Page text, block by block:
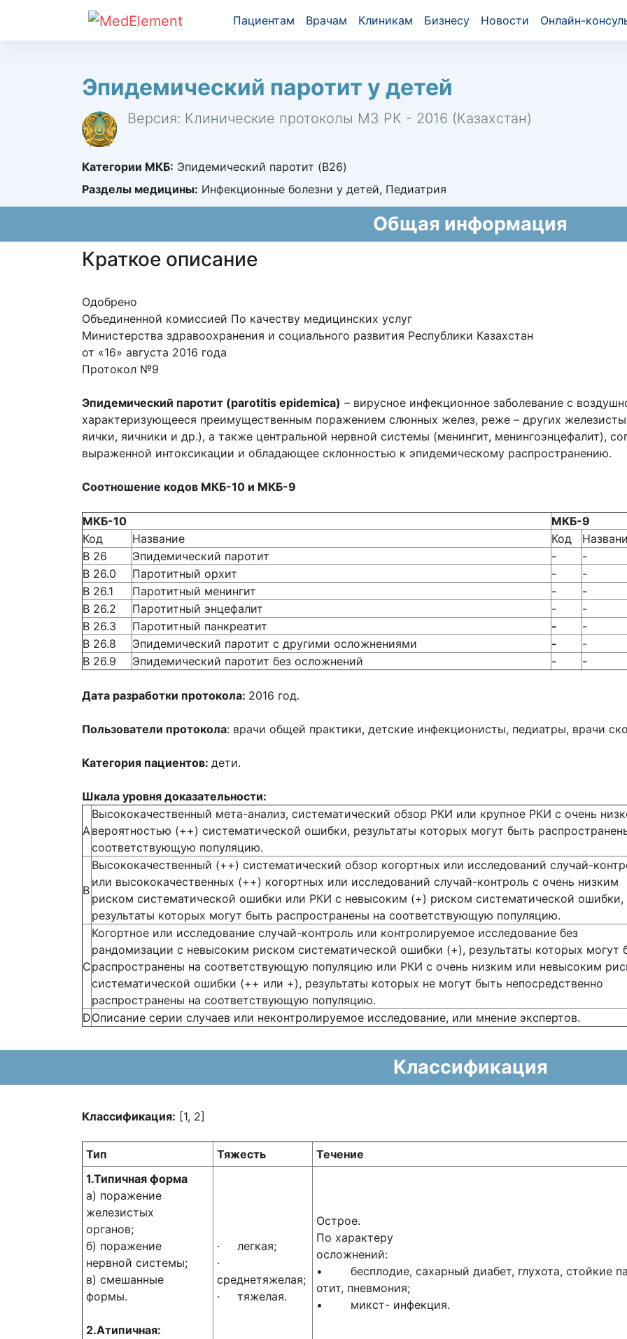
Пациентам Врачам Клиникам Бизнесу Новости Онлайн-
Эпидемический паротит у детей
Версия: Клинические протоколы МЗ РК - 2016 (Казахстан)
Категории МКБ: Эпидемический паротит (B26)
Разделы медицины: Инфекционные болезни у детей, Педиатрия
Общая информация
Краткое описание
Одобрено
Объединенной комиссией По качеству медицинских услуг
Министерства здравоохранения и социального развития Республики Казахстан
от «16» августа 2016 года
Протокол №9
Эпидемический паротит (parotitis epidemica) – вирусное инфекционное заболевание с
характеризующееся преимущественным поражением слюнных желез, реже – других
яички, яичники и др.), а также центральной нервной системы (менингит, менингоэнцефалит),
выраженной интоксикации и обладающее склонностью к эпидемическому распространению.
Соотношение кодов МКБ-10 и МКБ-9
МКБ-10
МКБ-9
Код
Название Код
В 26
Эпидемический паротит -
-
В 26.0
Паротитный орхит -
-
В 26.1
Паротитный менингит -
-
В 26.2
Паротитный энцефалит -
-
В 26.3
Паротитный панкреатит -
-
В 26.8
Эпидемический паротит с другими осложнениями -
-
В 26.9
Эпидемический паротит без осложнений - -
Дата разработки протокола: 2016 год.
Пользователи протокола: врачи общей практики, детские инфекционисты, педиатры, врачи
Категория пациентов: дети.
Шкала уровня доказательности:
А
Высококачественный мета-анализ, систематический обзор РКИ или крупное РКИ с очень
вероятностью (++) систематической ошибки, результаты которых могут быть
соответствующую популяцию.
В
Высококачественный (++) систематический обзор когортных или исследований случай-
или высококачественных (++) когортных или исследований случай-контроль с очень низким
риском систематической ошибки или РКИ с невысоким (+) риском систематической ошибки,
результаты которых могут быть распространены на соответствующую популяцию.
С
Когортное или исследование случай-контроль или контролируемое исследование без
рандомизации с невысоким риском систематической ошибки (+), результаты которых могут
распространены на соответствующую популяцию или РКИ с очень низким или невысоким
систематической ошибки (++ или +), результаты которых не могут быть непосредственно
распространены на соответствующую популяцию.
DОписание серии случаев или неконтролируемое исследование, или мнение экспертов.
Классификация
Классификация: [1, 2]
Тип Тяжесть
Течение
1.Типичная форма
а) поражение
железистых
органов;
б) поражение
нервной системы;
в) смешанные
формы.
2.Атипичная:
· легкая;
·
среднетяжелая;
· тяжелая.
Острое.
По характеру
осложнений:
• бесплодие, сахарный диабет, глухота, стойкие
отит, пневмония;
• микст- инфекция.